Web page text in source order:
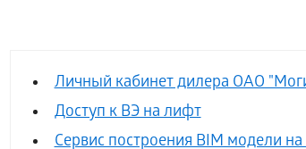
Личный кабинет дилера ОАО
Доступ к ВЭ на лифт
Сервис построения BIM модели